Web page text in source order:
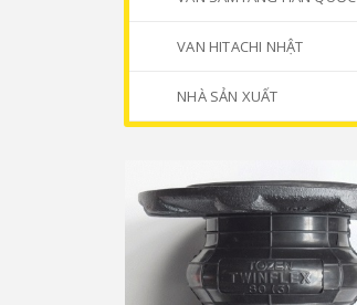
VAN HITACHI NHẬT
NHÀ SẢN XUẤT